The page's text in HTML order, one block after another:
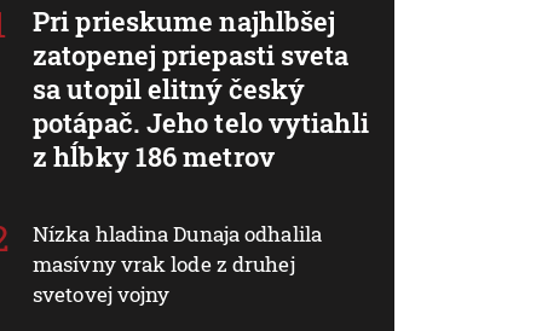
Pri prieskume najhlbšej
zatopenej priepasti sveta
sa utopil elitný český
potápač. Jeho telo vytiahli
z hĺbky 186 metrov
Nízka hladina Dunaja odhalila
masívny vrak lode z druhej
svetovej vojny